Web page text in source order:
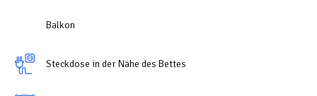
Balkon
Steckdose in der Nähe des Bettes